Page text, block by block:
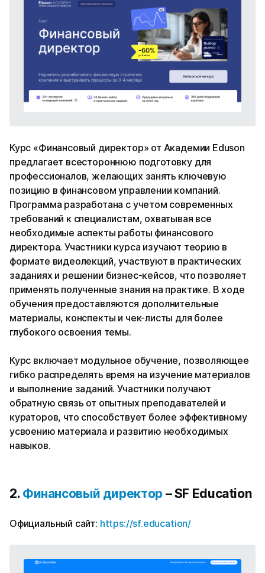
Курс «Финансовый директор» от Академии Eduson
предлагает всестороннюю подготовку для
профессионалов, желающих занять ключевую
позицию в финансовом управлении компаний.
Программа разработана с учетом современных
требований к специалистам, охватывая все
необходимые аспекты работы финансового
директора. Участники курса изучают теорию в
формате видеолекций, участвуют в практических
заданиях и решении бизнес-кейсов, что позволяет
применять полученные знания на практике. В ходе
обучения предоставляются дополнительные
материалы, конспекты и чек-листы для более
глубокого освоения темы.
Курс включает модульное обучение, позволяющее
гибко распределять время на изучение материалов
и выполнение заданий. Участники получают
обратную связь от опытных преподавателей и
кураторов, что способствует более эффективному
усвоению материала и развитию необходимых
навыков.
2. Финансовый директор– SF Education
Официальный сайт: https://sf.education/